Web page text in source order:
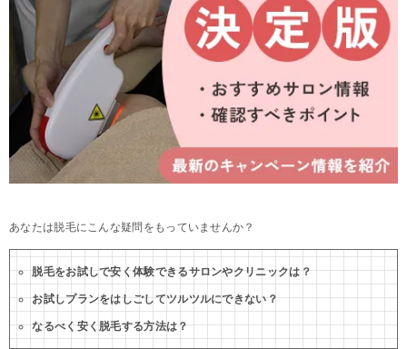
あなたは脱毛にこんな疑問をもっていませんか？
脱毛をお試しで安く体験できるサロンやクリニックは？
お試しプランをはしごしてツルツルにできない？
なるべく安く脱毛する方法は？